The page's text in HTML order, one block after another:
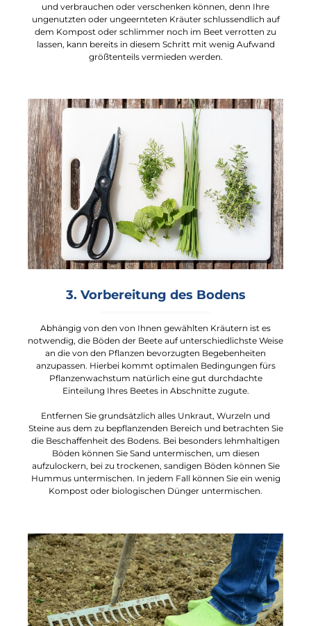
und verbrauchen oder verschenken können, denn Ihre
ungenutzten oder ungeernteten Kräuter schlussendlich auf
dem Kompost oder schlimmer noch im Beet verrotten zu
lassen, kann bereits in diesem Schritt mit wenig Aufwand
größtenteils vermieden werden.
3. Vorbereitung des Bodens
Abhängig von den von Ihnen gewählten Kräutern ist es
notwendig, die Böden der Beete auf unterschiedlichste Weise
an die von den Pflanzen bevorzugten Begebenheiten
anzupassen. Hierbei kommt optimalen Bedingungen fürs
Pflanzenwachstum natürlich eine gut durchdachte
Einteilung Ihres Beetes in Abschnitte zugute.
Entfernen Sie grundsätzlich alles Unkraut, Wurzeln und
Steine aus dem zu bepflanzenden Bereich und betrachten Sie
die Beschaffenheit des Bodens. Bei besonders lehmhaltigen
Böden können Sie Sand untermischen, um diesen
aufzulockern, bei zu trockenen, sandigen Böden können Sie
Hummus untermischen. In jedem Fall können Sie ein wenig
Kompost oder biologischen Dünger untermischen.